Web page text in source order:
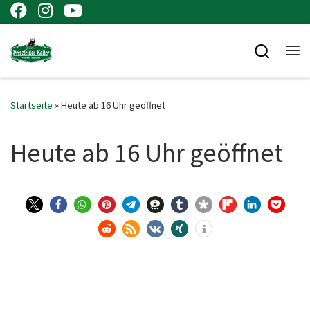
Zum Inhalt springen
Startseite »Heute ab 16 Uhr geöffnet
Heute ab 16 Uhr geöffnet